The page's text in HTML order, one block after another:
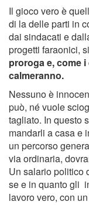
Il gioco vero è
di la delle parti in
dai sindacati e
progetti faraonici,
proroga e, come
calmeranno.
Nessuno è
può, né vuole
tagliato. In questo
mandarli a casa e
un percorso
via ordinaria,
Un salario politico
se e in quanto gli
lavoro vero, con